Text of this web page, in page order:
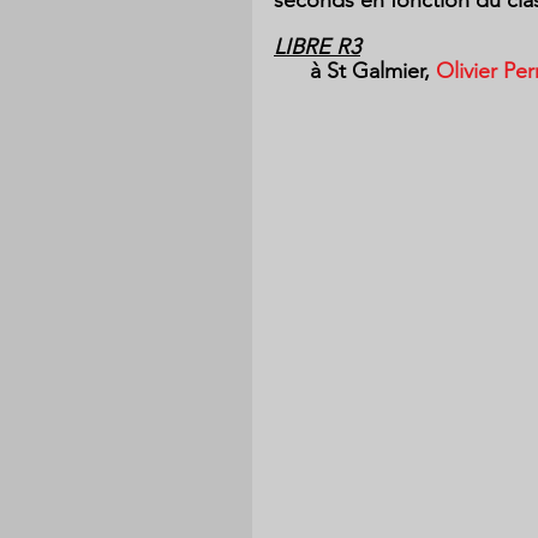
LIBRE R3
      à St Galmier,
Olivier